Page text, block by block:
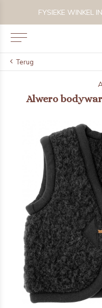
VOLG KRUIMEL
Terug
Alwero